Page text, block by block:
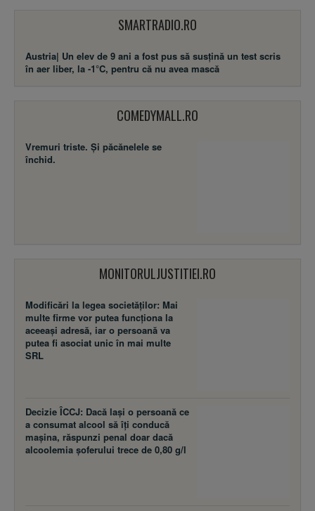
SMARTRADIO.RO
Austria| Un elev de 9 ani a fost pus să susţină un test scris
în aer liber, la -1°C, pentru că nu avea mască
COMEDYMALL.RO
Vremuri triste. Şi păcănelele se
închid.
MONITORULJUSTITIEI.RO
Modificări la legea societăţilor: Mai
multe firme vor putea funcţiona la
aceeaşi adresă, iar o persoană va
putea fi asociat unic în mai multe
SRL
Decizie ÎCCJ: Dacă laşi o persoană ce
a consumat alcool să îţi conducă
maşina, răspunzi penal doar dacă
alcoolemia şoferului trece de 0,80 g/l